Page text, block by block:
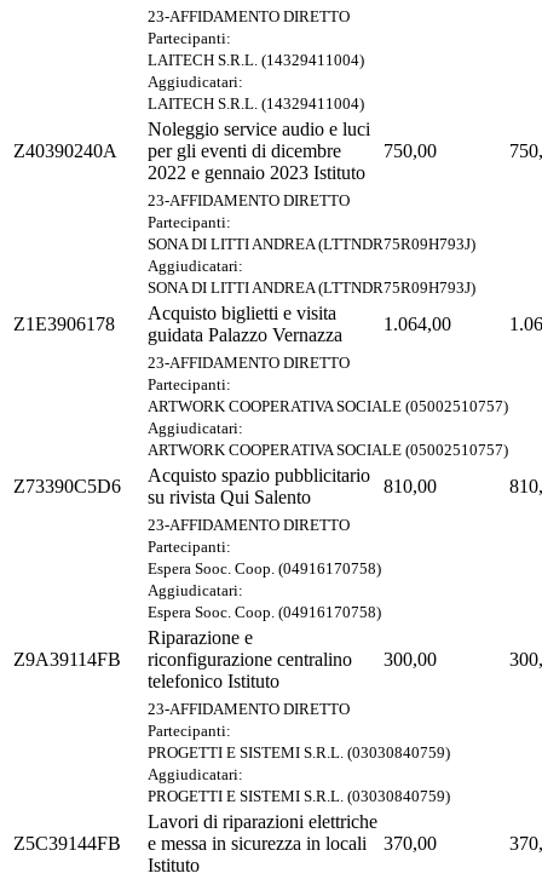
23-AFFIDAMENTO DIRETTO
Partecipanti:
LAITECH S.R.L. (14329411004)
Aggiudicatari:
LAITECH S.R.L. (14329411004)
Z40390240A
Noleggio service audio e luci
per gli eventi di dicembre
2022 e gennaio 2023 Istituto
750,00
23-AFFIDAMENTO DIRETTO
Partecipanti:
SONA DI LITTI ANDREA (LTTNDR75R09H793J)
Aggiudicatari:
SONA DI LITTI ANDREA (LTTNDR75R09H793J)
Z1E3906178
Acquisto biglietti e visita
guidata Palazzo Vernazza
1.064,00
23-AFFIDAMENTO DIRETTO
Partecipanti:
ARTWORK COOPERATIVA SOCIALE (05002510757)
Aggiudicatari:
ARTWORK COOPERATIVA SOCIALE (05002510757)
Z73390C5D6
Acquisto spazio pubblicitario
su rivista Qui Salento
810,00
23-AFFIDAMENTO DIRETTO
Partecipanti:
Espera Sooc. Coop. (04916170758)
Aggiudicatari:
Espera Sooc. Coop. (04916170758)
Z9A39114FB
Riparazione e
riconfigurazione centralino
telefonico Istituto
300,00
23-AFFIDAMENTO DIRETTO
Partecipanti:
PROGETTI E SISTEMI S.R.L. (03030840759)
Aggiudicatari:
PROGETTI E SISTEMI S.R.L. (03030840759)
Z5C39144FB
Lavori di riparazioni elettriche
e messa in sicurezza in locali
Istituto
370,00